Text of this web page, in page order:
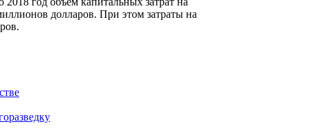
долларов. При этом затраты на